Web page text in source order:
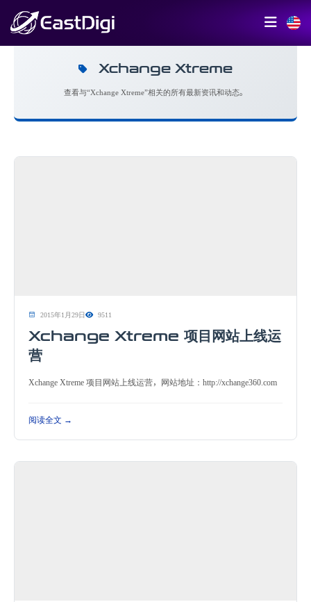
Xchange Xtreme
查看与“Xchange Xtreme”相关的所有最新资讯和动态。
2015年1月29日 9511
Xchange Xtreme 项目网站上线运
营
Xchange Xtreme 项目网站上线运营，网站地址：http://xchange360.com
阅读全文 →